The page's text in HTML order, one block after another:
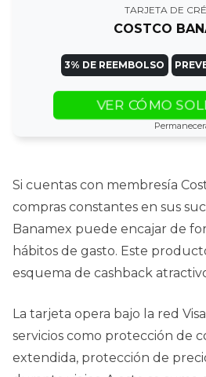
TARJETA DE
COSTCO
3% DE REEMBOLSO
VER CÓMO
Si cuentas con membresía
compras constantes en sus
Banamex puede encajar de
hábitos de gasto. Este
esquema de cashback
La tarjeta opera bajo la red
servicios como protección de
extendida, protección de